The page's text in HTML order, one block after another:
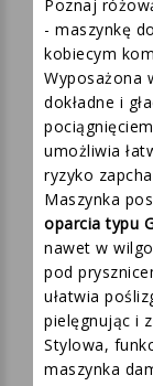
Poznaj
- maszynkę
kobiecym
Wyposażona
dokładne i
umożliwia
ryzyko
Maszynka
oparcia typu
nawet w
pod
ułatwia
pielęgnując i
Stylowa,
maszynka